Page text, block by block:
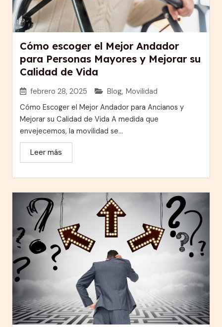
Cómo escoger el Mejor Andador
para Personas Mayores y Mejorar su
Calidad de Vida
febrero 28, 2025 Blog, Movilidad
Cómo Escoger el Mejor Andador para Ancianos y
Mejorar su Calidad de Vida A medida que
envejecemos, la movilidad se...
Leer más